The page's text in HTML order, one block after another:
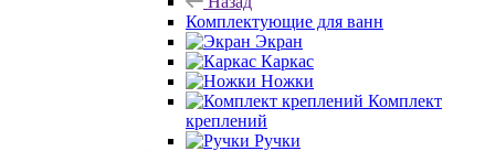
Комплектующие для ванн
Экран
Каркас
Ножки
Комплект
креплений
Ручки